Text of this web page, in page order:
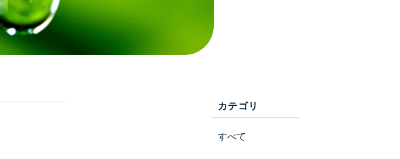
カテゴリ
すべて